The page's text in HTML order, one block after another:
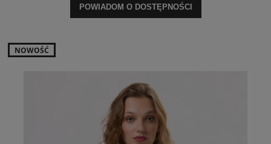
POWIADOM O DOSTĘPNOŚCI
NOWOŚĆ